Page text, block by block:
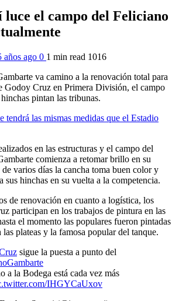
luce el campo del Feliciano
años ago 0 1 min read 1016
va camino a la renovación total para
Godoy Cruz en Primera División, el campo
pintan las tribunas.
tendrá las mismas medidas que el Estadio
en las estructuras y el campo del
comienza a retomar brillo en su
varios días la cancha toma buen color y
sus hinchas en su vuelta a la competencia.
de renovación en cuanto a logística, los
participan en los trabajos de pintura en las
el momento las populares fueron pintadas
plateas y la famosa popular del tanque.
sigue la puesta a punto del
a la Bodega está cada vez más
IHGYCaUxov